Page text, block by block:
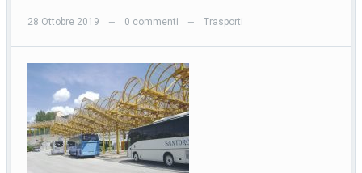
28 Ottobre 2019 — 0 commenti — Trasporti